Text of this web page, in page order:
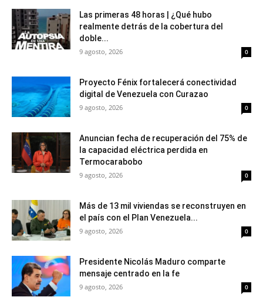
Las primeras 48 horas | ¿Qué hubo
realmente detrás de la cobertura del
doble...
9 agosto, 2026 0
Proyecto Fénix fortalecerá conectividad
digital de Venezuela con Curazao
9 agosto, 2026 0
Anuncian fecha de recuperación del 75% de
la capacidad eléctrica perdida en
Termocarabobo
9 agosto, 2026 0
Más de 13 mil viviendas se reconstruyen en
el país con el Plan Venezuela...
9 agosto, 2026 0
Presidente Nicolás Maduro comparte
mensaje centrado en la fe
9 agosto, 2026 0